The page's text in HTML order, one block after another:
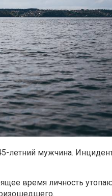
летний мужчина.
время личность